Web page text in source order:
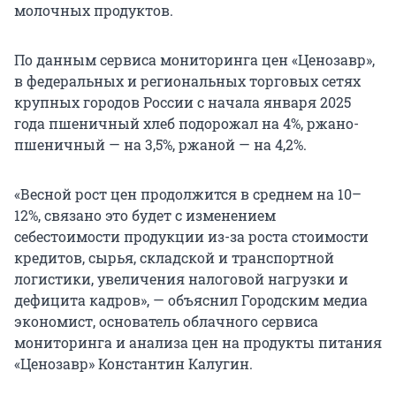
молочных продуктов.
По данным сервиса мониторинга цен «Ценозавр»,
в федеральных и региональных торговых сетях
крупных городов России с начала января 2025
года пшеничный хлеб подорожал на 4%, ржано-
пшеничный — на 3,5%, ржаной — на 4,2%.
«Весной рост цен продолжится в среднем на 10–
12%, связано это будет с изменением
себестоимости продукции из-за роста стоимости
кредитов, сырья, складской и транспортной
логистики, увеличения налоговой нагрузки и
дефицита кадров», — объяснил Городским медиа
экономист, основатель облачного сервиса
мониторинга и анализа цен на продукты питания
«Ценозавр» Константин Калугин.